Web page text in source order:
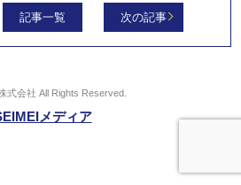
記事一覧 次の記事
式会社 All Rights Reserved.
メディア